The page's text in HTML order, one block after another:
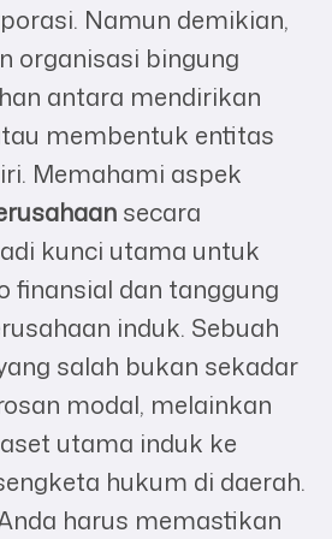
Namun demikian,
organisasi bingung
antara mendirikan
membentuk entitas
Memahami aspek
secara
kunci utama untuk
finansial dan tanggung
induk. Sebuah
salah bukan sekadar
modal, melainkan
utama induk ke
hukum di daerah.
harus memastikan